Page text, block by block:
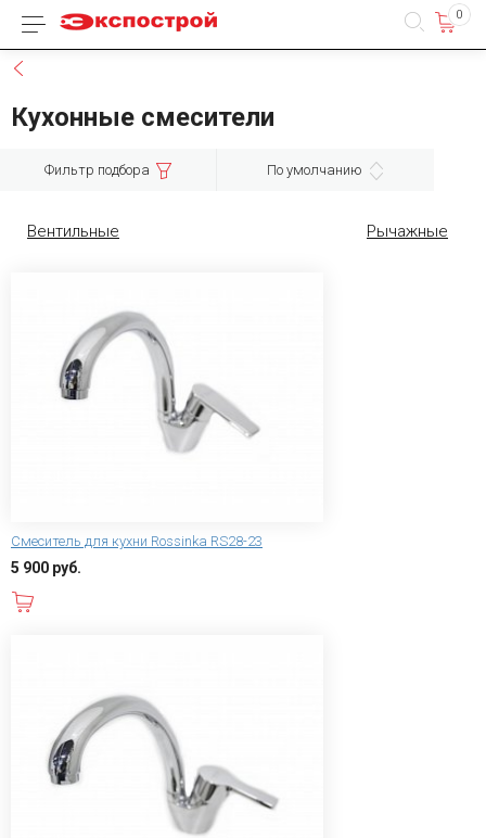
Каталог товаров 0
Кухонные смесители
Фильтр подбора По умолчанию
Вентильные Рычажные
Смеситель для кухни Rossinka RS28-23
5 900 руб.